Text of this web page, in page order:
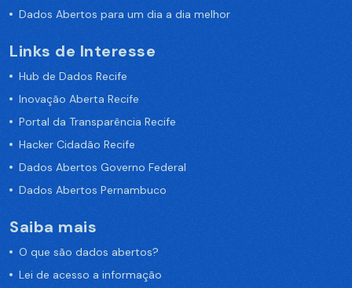
Dados Abertos para um dia a dia melhor
Links de Interesse
Hub de Dados Recife
Inovação Aberta Recife
Portal da Transparência Recife
Hacker Cidadão Recife
Dados Abertos Governo Federal
Dados Abertos Pernambuco
Saiba mais
O que são dados abertos?
Lei de acesso a informação